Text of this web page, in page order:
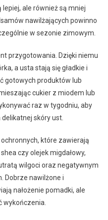
ale również są mniej
nawilżających powinno
w sezonie zimowym.
przygotowania. Dzięki niemu
a usta stają się gładkie i
gotowych produktów lub
cukier z miodem lub
raz w tygodniu, aby
skóry ust.
które zawierają
czy olejek migdałowy,
wilgoci oraz negatywnym
Dobrze nawilżone i
nałożenie pomadki, ale
wykończenia.